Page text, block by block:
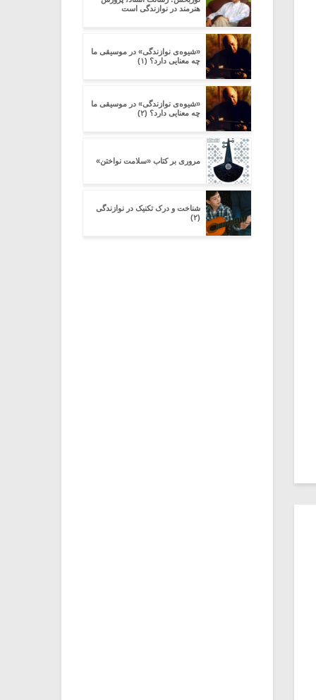
هنرمند در نوازندگی است
«شیوه‌ی نوازندگی» در موسیقی ما
چه معنایی دارد؟ (۱)
«شیوه‌ی نوازندگی» در موسیقی ما
چه معنایی دارد؟ (۲)
مروری بر کتاب «سلامت نواختن»
شناخت و درک تکنیک در نوازندگی
(۲)